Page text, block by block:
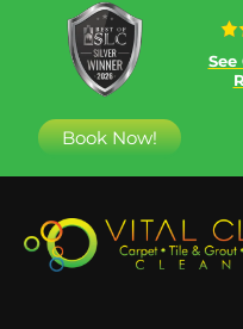
See
Book Now!